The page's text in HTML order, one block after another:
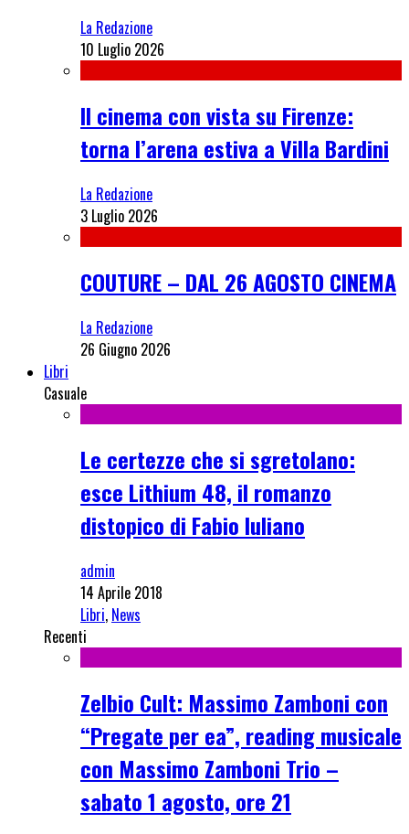
La Redazione
10 Luglio 2026
Il cinema con vista su Firenze:
torna l’arena estiva a Villa Bardini
La Redazione
3 Luglio 2026
COUTURE – DAL 26 AGOSTO CINEMA
La Redazione
26 Giugno 2026
Libri
Casuale
Le certezze che si sgretolano:
esce Lithium 48, il romanzo
distopico di Fabio Iuliano
admin
14 Aprile 2018
Libri, News
Recenti
Zelbio Cult: Massimo Zamboni con
“Pregate per ea”, reading musicale
con Massimo Zamboni Trio –
sabato 1 agosto, ore 21